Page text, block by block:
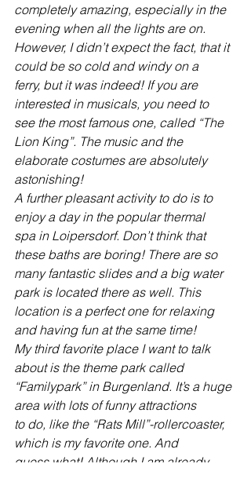
completely amazing, especially in the
evening when all the lights are on.
However, I didn’t expect the fact, that it
could be so cold and windy on a
ferry, but it was indeed! If you are
interested in musicals, you need to
see the most famous one, called “The
Lion King”. The music and the
elaborate costumes are absolutely
astonishing!
A further pleasant activity to do is to
enjoy a day in the popular thermal
spa in Loipersdorf. Don’t think that
these baths are boring! There are so
many fantastic slides and a big water
park is located there as well. This
location is a perfect one for relaxing
and having fun at the same time!
My third favorite place I want to talk
about is the theme park called
“Familypark” in Burgenland. It’s a huge
area with lots of funny attractions
to do, like the “Rats Mill”-rollercoaster,
which is my favorite one. And
guess what! Although I am already